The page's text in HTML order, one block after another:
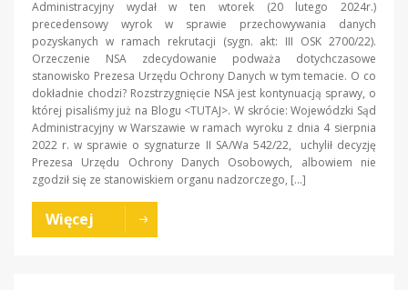
Administracyjny wydał w ten wtorek (20 lutego 2024r.)
precedensowy wyrok w sprawie przechowywania danych
pozyskanych w ramach rekrutacji (sygn. akt: III OSK 2700/22).
Orzeczenie NSA zdecydowanie podważa dotychczasowe
stanowisko Prezesa Urzędu Ochrony Danych w tym temacie. O co
dokładnie chodzi? Rozstrzygnięcie NSA jest kontynuacją sprawy, o
której pisaliśmy już na Blogu <TUTAJ>. W skrócie: Wojewódzki Sąd
Administracyjny w Warszawie w ramach wyroku z dnia 4 sierpnia
2022 r. w sprawie o sygnaturze II SA/Wa 542/22, uchylił decyzję
Prezesa Urzędu Ochrony Danych Osobowych, albowiem nie
zgodził się ze stanowiskiem organu nadzorczego, […]
Więcej